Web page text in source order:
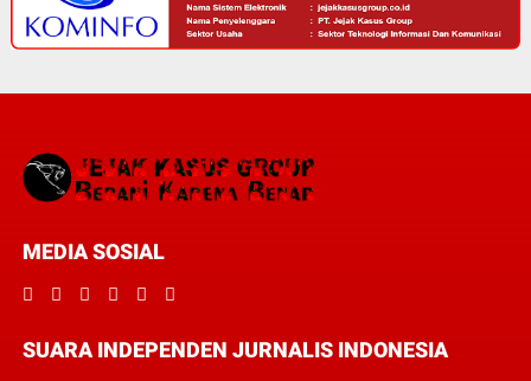
MEDIA SOSIAL
SUARA INDEPENDEN JURNALIS INDONESIA